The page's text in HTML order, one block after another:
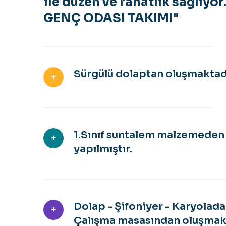
GENÇ ODASI TAKIMI"
Sürgülü dolaptan
1.Sınıf suntalem malzemeden
yapılmıştır.
Dolap - Şifoniyer -
Çalışma masasından